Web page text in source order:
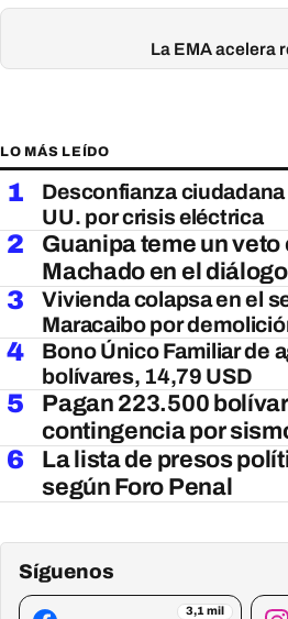
La EMA acelera
LO MÁS LEÍDO
1
Desconfianza
UU. por crisis eléctrica
2
Guanipa teme un
Machado en el diálogo
3
Vivienda colapsa en el
Maracaibo por
4
Bono Único Familiar de
bolívares, 14,79 USD
5
Pagan 223.500
contingencia por
6
La lista de presos
según Foro Penal
Síguenos
3,1 mil